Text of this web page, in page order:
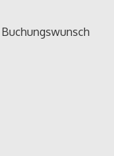
Buchungswunsch